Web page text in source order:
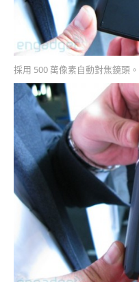
採用 500 萬像素自動對焦鏡頭。